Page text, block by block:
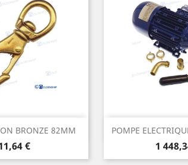
BRONZE 82MM
€
rapide POMPE
Prix
1
